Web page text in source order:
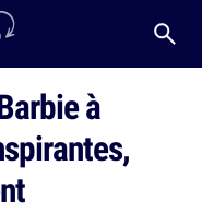
à